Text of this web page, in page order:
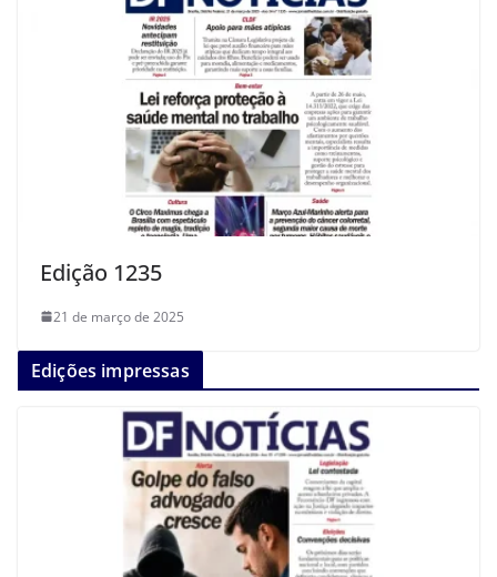
Edição 1235
21 de março de 2025
Edições impressas